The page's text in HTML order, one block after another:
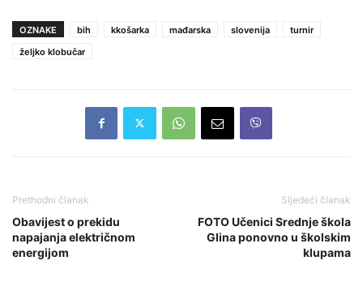
OZNAKE bih kkošarka mađarska slovenija
turnir
željko klobučar
Prethodni članak
Obavijest o prekidu
napajanja električnom
energijom
Sljedeći članak
FOTO Učenici Srednje škola
Glina ponovno u školskim
klupama